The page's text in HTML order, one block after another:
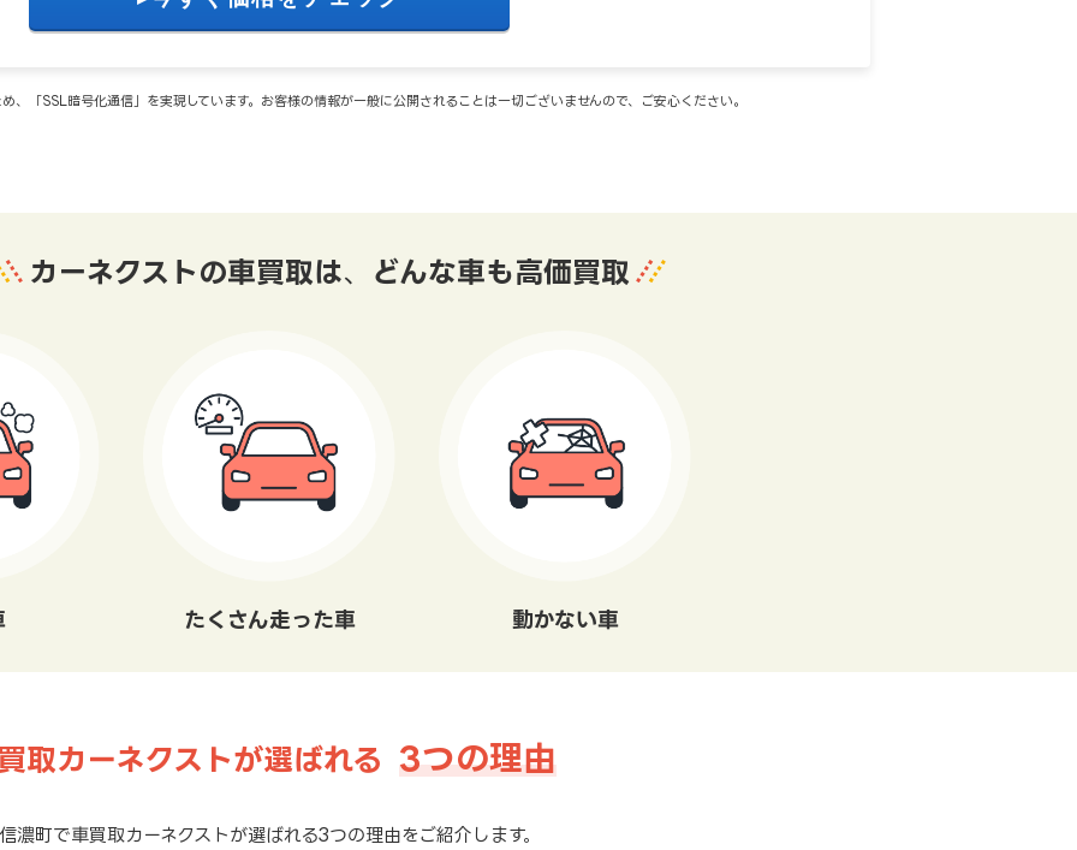
、「SSL暗号化通信」を実現しています。お客様の情報が一般に公開されることは一切ございませんので、ご安心ください。
カーネクストの車買取は、 どんな車も高価買取
たくさん走った車 動かない車
取カーネクストが選ばれる 3つの理由
濃町で車買取カーネクストが選ばれる3つの理由をご紹介します。